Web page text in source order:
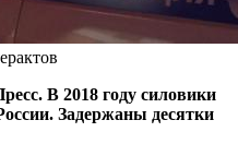
В 2018 году силовики
Задержаны десятки